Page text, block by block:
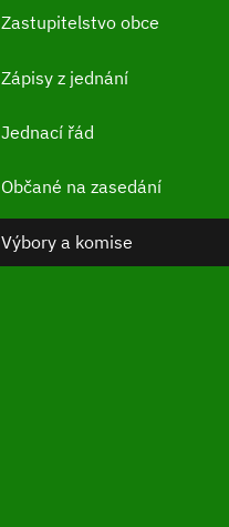
Zastupitelstvo obce
Zápisy z jednání
Jednací řád
Občané na zasedání
Výbory a komise